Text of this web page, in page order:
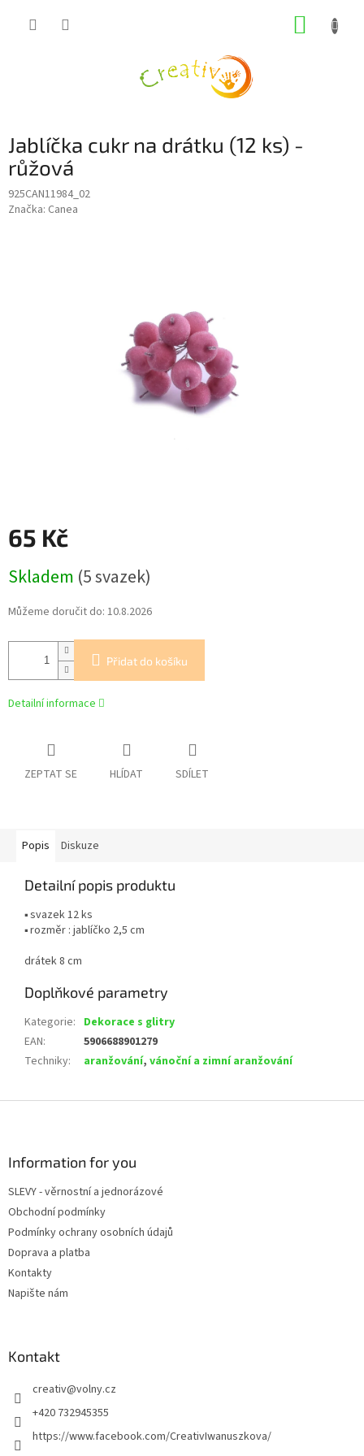
Jablíčka cukr na drátku (12 ks) -
růžová
925CAN11984_02
Značka: Canea
65 Kč
cena:
Skladem (5 svazek)
Můžeme doručit do: 10.8.2026
Přidat do košíku
Detailní informace
ZEPTAT SE HLÍDAT SDÍLET
Popis Diskuze
Detailní popis produktu
▪ svazek 12 ks
▪ rozměr : jablíčko 2,5 cm
drátek 8 cm
Doplňkové parametry
Kategorie: Dekorace s glitry
EAN:
5906688901279
Techniky: aranžování, vánoční a zimní aranžování
Information for you
SLEVY - věrnostní a jednorázové
Obchodní podmínky
Podmínky ochrany osobních údajů
Doprava a platba
Kontakty
Napište nám
Kontakt
creativ@volny.cz
+420 732945355
https://www.facebook.com/CreativIwanuszkova/